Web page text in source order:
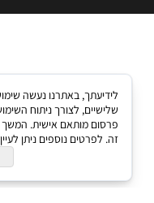
שלישיים, לצורך ניתוח
פרסום מותאם אישית.
זה. לפרטים נוספים ניתן